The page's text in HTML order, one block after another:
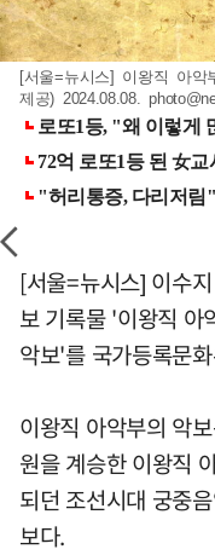
[서울=뉴시스] 이왕직 아
제공) 2024.08.08.
[서울=뉴시스] 이수
보 기록물 '이왕직 아
악보'를 국가등록문
이왕직 아악부의 악
원을 계승한 이왕직
되던 조선시대 궁중
보다.